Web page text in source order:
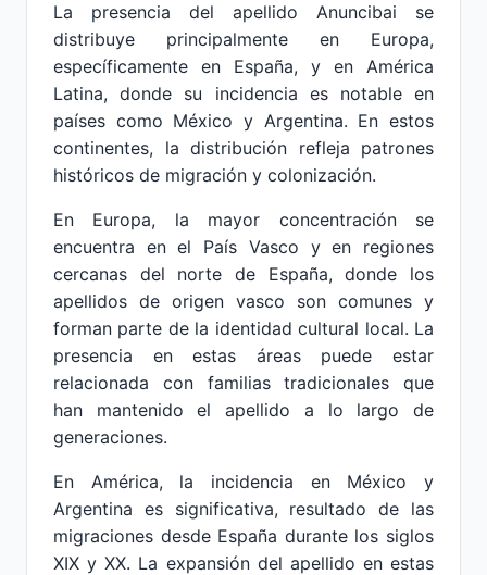
La presencia del apellido Anuncibai se
distribuye principalmente en Europa,
específicamente en España, y en América
Latina, donde su incidencia es notable en
países como México y Argentina. En estos
continentes, la distribución refleja patrones
históricos de migración y colonización.
En Europa, la mayor concentración se
encuentra en el País Vasco y en regiones
cercanas del norte de España, donde los
apellidos de origen vasco son comunes y
forman parte de la identidad cultural local. La
presencia en estas áreas puede estar
relacionada con familias tradicionales que
han mantenido el apellido a lo largo de
generaciones.
En América, la incidencia en México y
Argentina es significativa, resultado de las
migraciones desde España durante los siglos
XIX y XX. La expansión del apellido en estas